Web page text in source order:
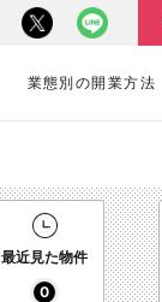
業態別の開業方法
最近見た物件
0